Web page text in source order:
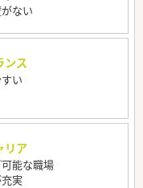
ない
ンス
い
リア
能な職場
実